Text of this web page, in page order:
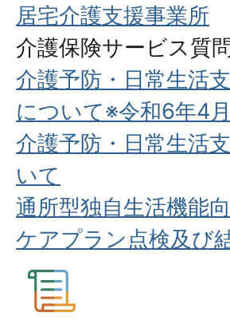
居宅介護支援事業所
介護保険サービス質
介護予防・日常生活
について※令和6年4
介護予防・日常生活
いて
通所型独自生活機能
ケアプラン点検及び